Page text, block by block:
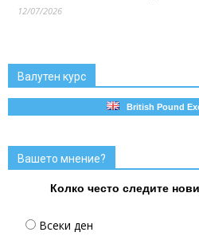
12/07/2026
Валутен курс
British Pound
Вашето мнение?
Колко често следите
Всеки ден